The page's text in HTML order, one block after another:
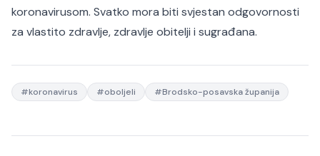
koronavirusom. Svatko mora biti svjestan odgovornosti
za vlastito zdravlje, zdravlje obitelji i sugrađana.
#koronavirus #oboljeli #Brodsko-posavska županija